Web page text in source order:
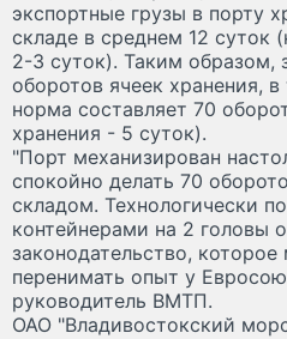
экспортные грузы в порту
складе в среднем 12 суток
2-3 суток). Таким образом,
оборотов ячеек хранения,
норма составляет 70
хранения - 5 суток).
"Порт механизирован
спокойно делать 70
складом. Технологически
контейнерами на 2 головы
законодательство,
перенимать опыт у
руководитель ВМТП.
ОАО "Владивостокский